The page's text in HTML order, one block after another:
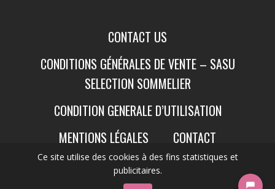
Ce site utilise des cookies à des fins statistiques et
publicitaires.
CONTACT US
CONDITIONS GÉNÉRALES DE VENTE – SASU
SELECTION SOMMELIER
CONDITION GENERALE D’UTILISATION
MENTIONS LÉGALES
CONTACT